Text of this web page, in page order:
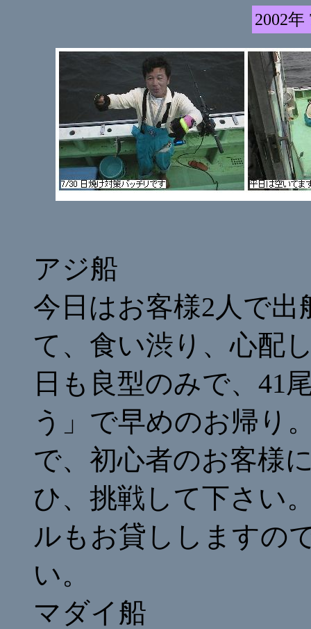
2002年
アジ船
今日はお客様2人で
て、食い渋り、心配
日も良型のみで、41
う」で早めのお帰り
で、初心者のお客様
ひ、挑戦して下さい
ルもお貸ししますの
い。
マダイ船